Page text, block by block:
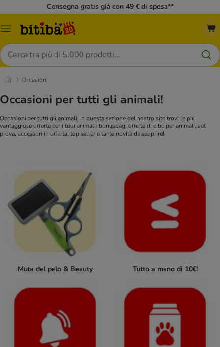
Consegna gratis già con 49 € di spesa**
Overview
Cerca
Occasioni
Occasioni per tutti gli animali!
Occasioni per tutti gli animali! In questa sezione del nostro sito trovi le più
vantaggiose offerte per i tuoi animali: bonusbag, offerte di cibo per animali, set
prova, accessori in offerta, top seller e tante novità da scoprire!
Muta del pelo & Beauty Tutto a meno di 10€!